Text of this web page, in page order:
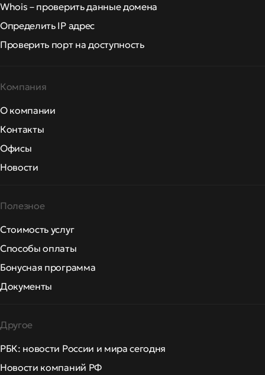
Whois – проверить данные домена
Определить IP адрес
Проверить порт на доступность
Компания
О компании
Контакты
Офисы
Новости
Полезное
Стоимость услуг
Способы оплаты
Бонусная программа
Документы
Другое
РБК: новости России и мира сегодня
Новости компаний РФ